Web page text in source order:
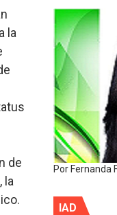
la
de
la
Por Fernanda
IAD